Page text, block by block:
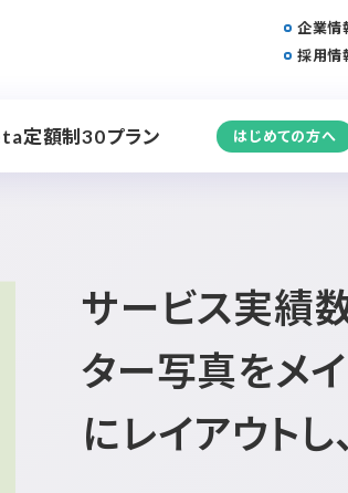
企業情
採用情
定額制30プラン はじめての方へ
サービス実績
ター写真をメ
にレイアウト